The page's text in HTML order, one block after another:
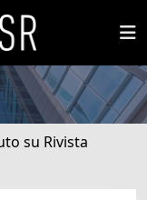
su Rivista